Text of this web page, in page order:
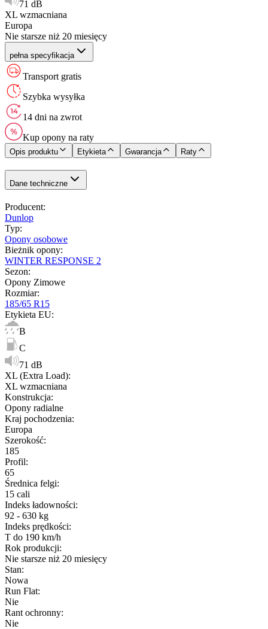
71 dB
XL wzmacniana
Europa
Nie starsze niż 20 miesięcy
pełna specyfikacja
Transport gratis
Szybka wysyłka
14 dni na zwrot
Kup opony na raty
Opis produktu Etykieta Gwarancja Raty
Dane techniczne
Producent:
Dunlop
Typ:
Opony osobowe
Bieżnik opony:
WINTER RESPONSE 2
Sezon:
Opony Zimowe
Rozmiar:
185/65 R15
Etykieta EU:
B
C
71 dB
XL (Extra Load):
XL wzmacniana
Konstrukcja:
Opony radialne
Kraj pochodzenia:
Europa
Szerokość:
185
Profil:
65
Średnica felgi:
15 cali
Indeks ładowności:
92 - 630 kg
Indeks prędkości:
T do 190 km/h
Rok produkcji:
Nie starsze niż 20 miesięcy
Stan:
Nowa
Run Flat:
Nie
Rant ochronny:
Nie